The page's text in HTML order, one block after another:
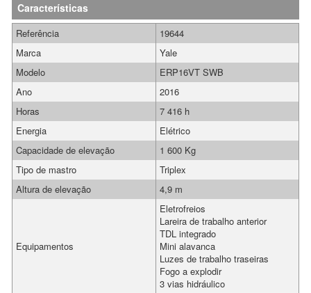
Características
Referência
19644
Marca
Yale
Modelo
ERP16VT SWB
Ano
2016
Horas
7 416 h
Energia
Elétrico
Capacidade de elevação
1 600 Kg
Tipo de mastro
Triplex
Altura de elevação
4,9 m
Equipamentos
Eletrofreios
Lareira de trabalho anterior
TDL integrado
Mini alavanca
Luzes de trabalho traseiras
Fogo a explodir
3 vias hidráulico